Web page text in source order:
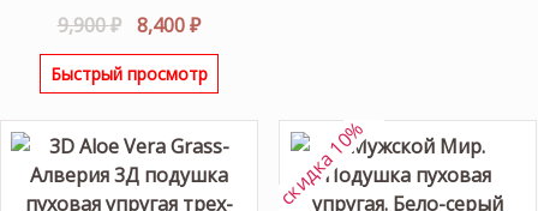
9,900₽
Первоначальная
цена
составляла
8,400₽Текущая
цена:
8,400 ₽.
Быстрый просмотр
скидка 10%